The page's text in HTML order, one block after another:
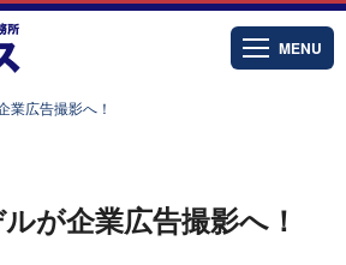
MENU
業広告撮影へ！
が企業広告撮影へ！